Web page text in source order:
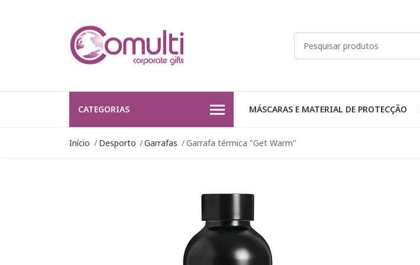
CATEGORIAS MÁSCARAS E MATERIAL DE PROTECÇÃO
Início Desporto Garrafas Garrafa térmica "Get Warm"